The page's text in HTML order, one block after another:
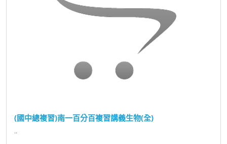
(國中總複習)南一百分百複習講義生物(全)
..